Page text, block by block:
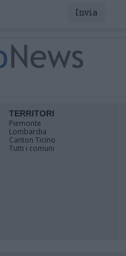
TERRITORI
Piemonte
Lombardia
Canton Ticino
Tutti i comuni